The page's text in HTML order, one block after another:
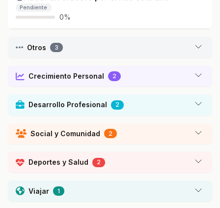
Pendiente
0%
Otros 3
Crecimiento Personal 2
Desarrollo Profesional 2
Social y Comunidad 2
Deportes y Salud 2
Viajar 1